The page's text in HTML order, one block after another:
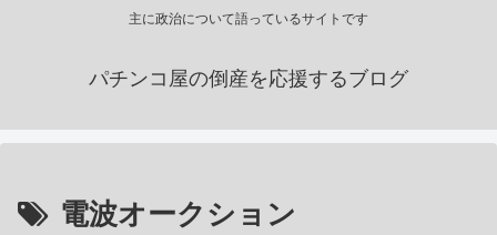
主に政治について語っているサイトです
パチンコ屋の倒産を応援するブログ
電波オークション